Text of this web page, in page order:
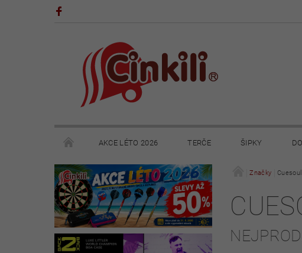
AKCE LÉTO 2026 TERČE ŠIPKY
POHÁRY A TROFEJE VÝPRODEJ HRY
KONTAKTY NAPIŠTE NÁM OBCHODNÍ PODMÍNKY
Značky Cuesoul